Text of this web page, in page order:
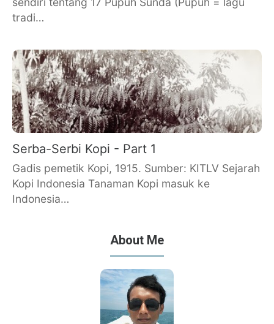
tradi…
Serba-Serbi Kopi - Part 1
Gadis pemetik Kopi, 1915. Sumber: KITLV Sejarah
Kopi Indonesia Tanaman Kopi masuk ke
Indonesia…
About Me